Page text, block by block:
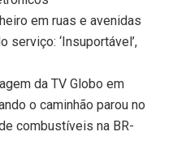
em ruas e avenidas
serviço: ‘Insuportável’,
da TV Globo em
o caminhão parou no
combustíveis na BR-